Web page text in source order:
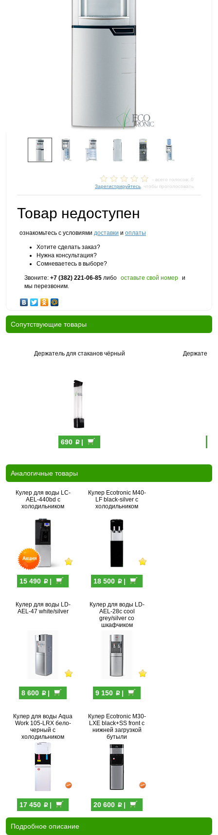
- всего голосов: 0
Зарегистрируйтесь , чтобы проголосовать
Товар недоступен
ознакомьтесь с условиями доставки и оплаты
Хотите сделать заказ?
Нужна консультация?
Сомневаетесь в выборе?
Звоните: +7 (382) 221-06-85 либо оставьте свой номер и
мы перезвоним.
Cопутствующие товары
Держатель для стаканов чёрный
690 p|
Держатель
Аналогичные товары
Кулер для воды LC-
AEL-440bd с
холодильником
15 490 p|
Кулер Ecotronic M40-
LF black-silver с
холодильником
18 500 p|
Кулер для воды LD-
AEL-47 white/silver
8 600 p|
Кулер для воды LD-
AEL-28c cool
grey/silver со
шкафчиком
9 150 p|
Кулер для воды Aqua
Work 105-LRX бело-
черный с
холодильником
17 450 p|
Кулер Ecotronic M30-
LXE black+SS front с
нижней загрузкой
бутыли
20 600 p|
Подробное описание